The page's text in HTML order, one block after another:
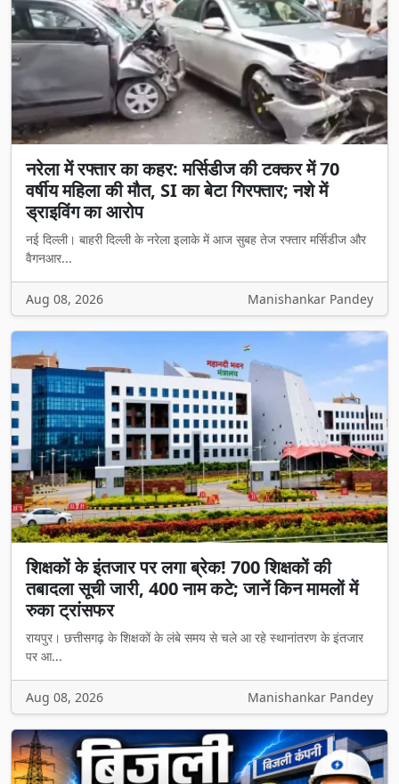
नरेला में रफ्तार का कहर: मर्सिडीज की टक्कर में 70
वर्षीय महिला की मौत, SI का बेटा गिरफ्तार; नशे में
ड्राइविंग का आरोप
नई दिल्ली। बाहरी दिल्ली के नरेला इलाके में आज सुबह तेज रफ्तार मर्सिडीज और
वैगनआर...
Aug 08, 2026 Manishankar Pandey
शिक्षकों के इंतजार पर लगा ब्रेक! 700 शिक्षकों की
तबादला सूची जारी, 400 नाम कटे; जानें किन मामलों में
रुका ट्रांसफर
रायपुर। छत्तीसगढ़ के शिक्षकों के लंबे समय से चले आ रहे स्थानांतरण के इंतजार
पर आ...
Aug 08, 2026 Manishankar Pandey